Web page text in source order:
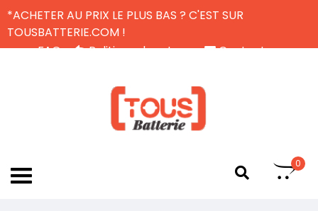
*ACHETER AU PRIX LE PLUS BAS ? C'EST SUR
TOUSBATTERIE.COM !
FAQ
Politique de retour
Contactez-nous
0